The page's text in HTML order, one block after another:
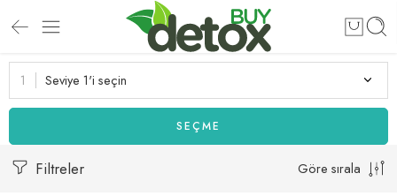
Seviye 1'i seçin
SEÇME
Filtreler Göre sırala